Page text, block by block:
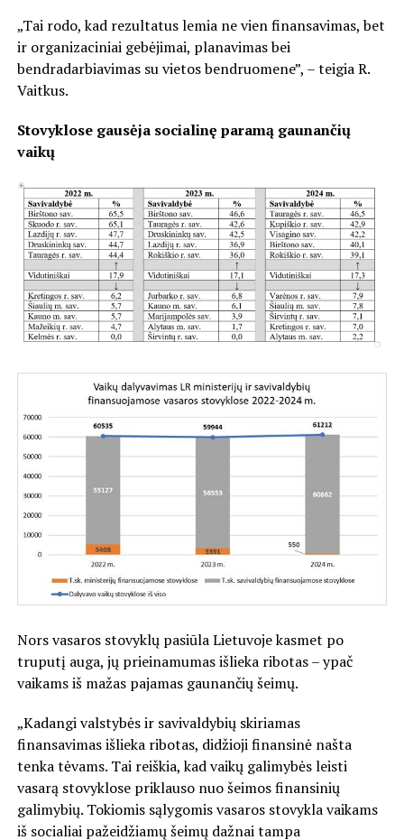
„Tai rodo, kad rezultatus lemia ne vien finansavimas, bet
ir organizaciniai gebėjimai, planavimas bei
bendradarbiavimas su vietos bendruomene”, – teigia R.
Vaitkus.
Stovyklose gausėja socialinę paramą gaunančių
vaikų
Nors vasaros stovyklų pasiūla Lietuvoje kasmet po
truputį auga, jų prieinamumas išlieka ribotas – ypač
vaikams iš mažas pajamas gaunančių šeimų.
„Kadangi valstybės ir savivaldybių skiriamas
finansavimas išlieka ribotas, didžioji finansinė našta
tenka tėvams. Tai reiškia, kad vaikų galimybės leisti
vasarą stovyklose priklauso nuo šeimos finansinių
galimybių. Tokiomis sąlygomis vasaros stovykla vaikams
iš socialiai pažeidžiamų šeimų dažnai tampa